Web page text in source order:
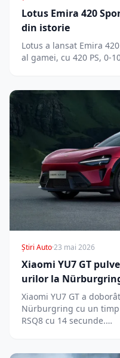
Lotus Emira 420
din istorie
Lotus a lansat Emira
al gamei, cu 420 PS, 0-
Știri Auto·23 mai 2026
Xiaomi YU7 GT
urilor la
Xiaomi YU7 GT a
Nürburgring cu un timp
RSQ8 cu 14 secunde.…